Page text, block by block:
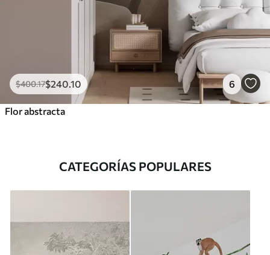
$400.17$240 .10 6
Flor abstracta
CATEGORÍAS POPULARES